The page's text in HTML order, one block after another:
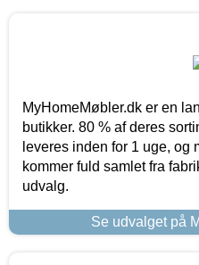
MyHomeMøbler.dk er en
butikker. 80 % af deres
leveres inden for 1 uge, og
kommer fuld samlet fra
udvalg.
Se udvalget på